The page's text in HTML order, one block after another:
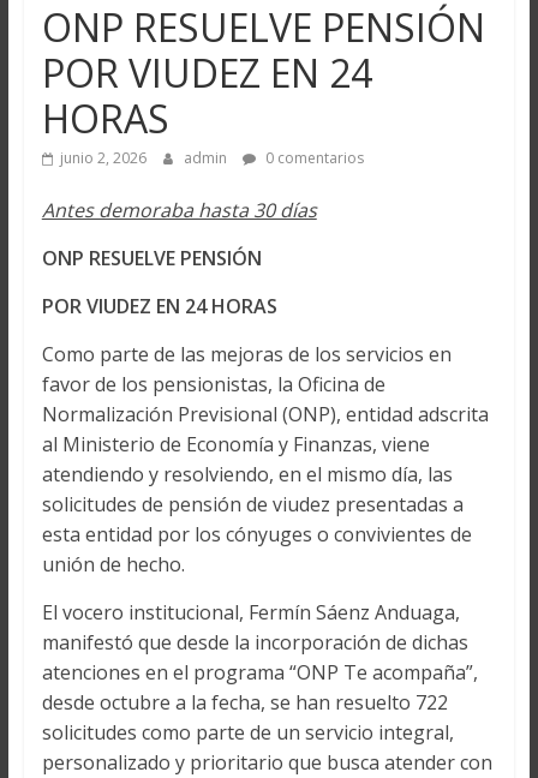
ONP RESUELVE PENSIÓN
POR VIUDEZ EN 24
HORAS
junio 2, 2026 admin 0 comentarios
Antes demoraba hasta 30 días
ONP RESUELVE PENSIÓN
POR VIUDEZ EN 24 HORAS
Como parte de las mejoras de los servicios en
favor de los pensionistas, la Oficina de
Normalización Previsional (ONP), entidad adscrita
al Ministerio de Economía y Finanzas, viene
atendiendo y resolviendo, en el mismo día, las
solicitudes de pensión de viudez presentadas a
esta entidad por los cónyuges o convivientes de
unión de hecho.
El vocero institucional, Fermín Sáenz Anduaga,
manifestó que desde la incorporación de dichas
atenciones en el programa “ONP Te acompaña”,
desde octubre a la fecha, se han resuelto 722
solicitudes como parte de un servicio integral,
personalizado y prioritario que busca atender con